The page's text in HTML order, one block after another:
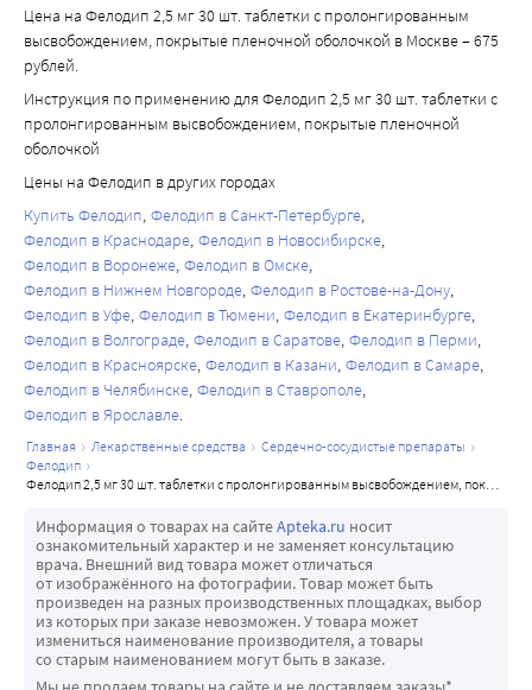
Цена на Фелодип 2,5 мг 30 шт. таблетки с пролонгированным
высвобождением, покрытые пленочной оболочкой в Москве – 675
рублей.
Инструкция по применению для Фелодип 2,5 мг 30 шт. таблетки с
пролонгированным высвобождением, покрытые пленочной
оболочкой
Цены на Фелодип в других городах
Купить Фелодип Фелодип в Санкт-Петербурге
Фелодип в Краснодаре Фелодип в Новосибирске
Фелодип в Воронеже Фелодип в Омске
Фелодип в Нижнем Новгороде Фелодип в Ростове-на-Дону
Фелодип в Уфе Фелодип в Тюмени Фелодип в Екатеринбурге
Фелодип в Волгограде Фелодип в Саратове Фелодип в Перми
Фелодип в Красноярске Фелодип в Казани Фелодип в Самаре
Фелодип в Челябинске Фелодип в Ставрополе
Фелодип в Ярославле
главная лекарственные средства
сердечно-сосудистые препараты
фелодип
фелодип 2,5 мг 30 шт. таблетки с пролонгированным высвобождением, покрытые пленочной оболочкой
Информация о товарах на сайтеApteka.ru носит
ознакомительный характер и не заменяет консультацию
врача. Внешний вид товара может отличаться
от изображённого на фотографии. Товар может быть
произведен на разных производственных площадках, выбор
из которых при заказе невозможен. У товара может
измениться наименование производителя, а товары
со старым наименованием могут быть в заказе.